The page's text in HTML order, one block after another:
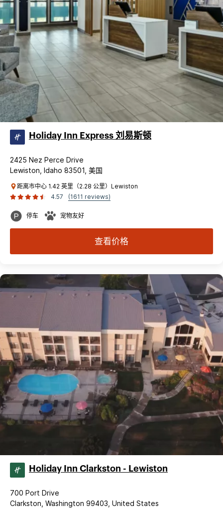
Holiday Inn Express 刘易斯顿
2425 Nez Perce Drive
Lewiston, Idaho 83501, 美国
距离市中心 1.42 英里（2.28 公里）Lewiston
4.57
(1611 reviews)
停车 宠物友好
查看价格
Holiday Inn Clarkston - Lewiston
700 Port Drive
Clarkston, Washington 99403, United States